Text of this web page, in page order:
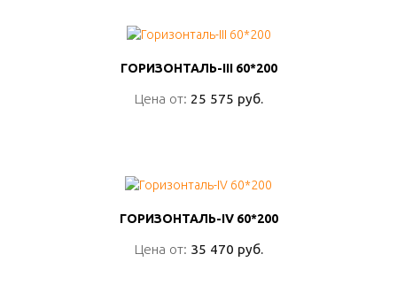
ГОРИЗОНТАЛЬ-III 60*200
Цена от: 25 575 руб.
ГОРИЗОНТАЛЬ-III 60*200
Цена от: 25 575 руб.
ГОРИЗОНТАЛЬ-IV 60*200
Цена от: 35 470 руб.
ГОРИЗОНТАЛЬ-IV 60*200
Цена от: 35 470 руб.